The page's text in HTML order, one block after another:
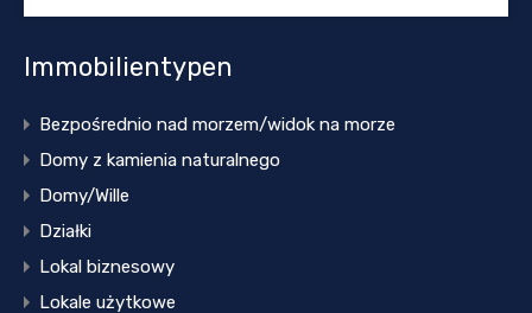
Immobilientypen
Bezpośrednio nad morzem/widok na morze
Domy z kamienia naturalnego
Domy/Wille
Działki
Lokal biznesowy
Lokale użytkowe